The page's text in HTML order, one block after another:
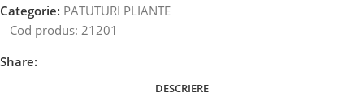
Categorie: PATUTURI PLIANTE
Cod produs: 21201
Share:
DESCRIERE